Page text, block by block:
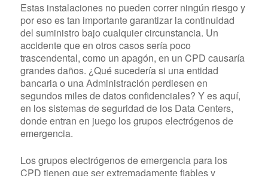
Estas instalaciones no pueden correr ningún riesgo y
por eso es tan importante garantizar la continuidad
del suministro bajo cualquier circunstancia. Un
accidente que en otros casos sería poco
trascendental, como un apagón, en un CPD causaría
grandes daños. ¿Qué sucedería si una entidad
bancaria o una Administración perdiesen en
segundos miles de datos confidenciales? Y es aquí,
en los sistemas de seguridad de los Data Centers,
donde entran en juego los grupos electrógenos de
emergencia.
Los grupos electrógenos de emergencia para los
CPD tienen que ser extremadamente fiables y